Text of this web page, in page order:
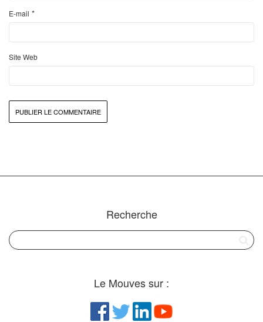
E-mail *
Site Web
Recherche
Le Mouves sur :